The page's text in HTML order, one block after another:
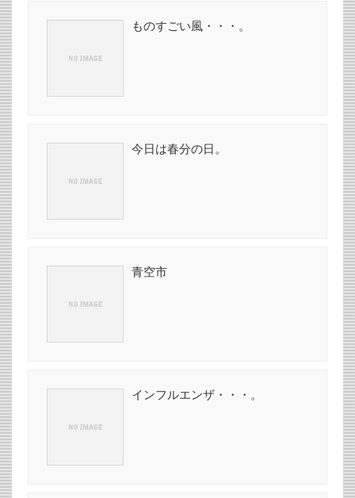
ものすごい風・・・。
今日は春分の日。
青空市
インフルエンザ・・・。